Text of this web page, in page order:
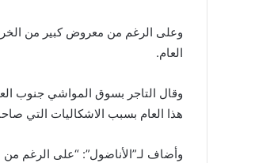
وعلى الرغم من معروض كبير من
العام.
وقال التاجر بسوق المواشي جنوب
هذا العام بسبب الاشكاليات التي